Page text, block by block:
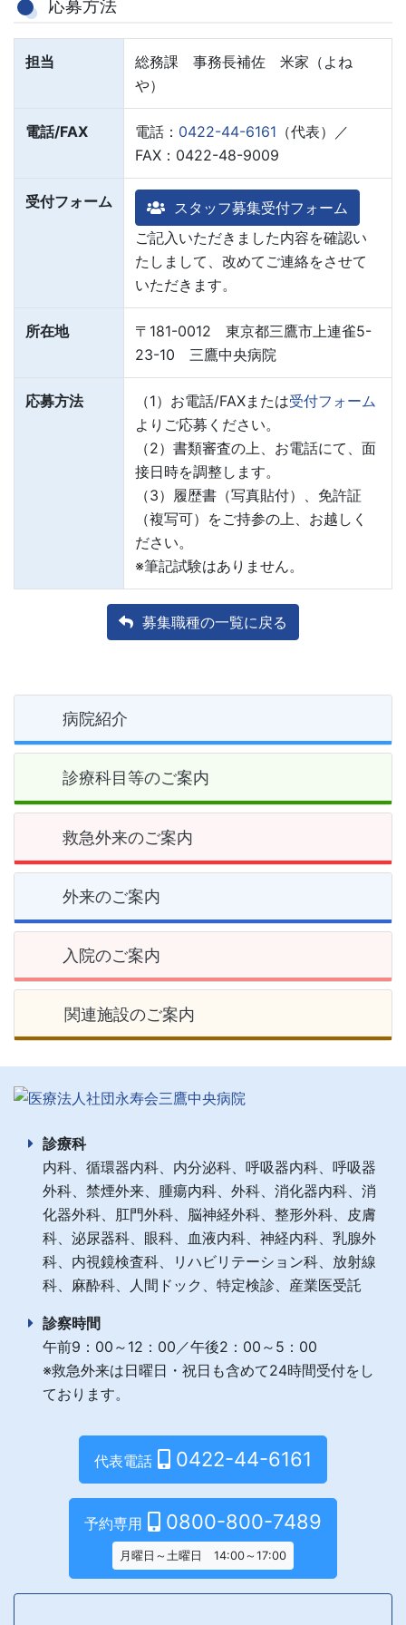
応募方法
担当
総務課 事務長補佐 米家（よね
や）
電話/FAX 電話： 0422-44-6161 （代表）／
FAX：0422-48-9009
受付フォーム
スタッフ募集受付フォーム
ご記入いただきました内容を確認い
たしまして、改めてご連絡をさせて
いただきます。
所在地
〒181-0012 東京都三鷹市上連雀5-
23-10 三鷹中央病院
応募方法 （1）お電話/FAXまたは受付フォーム
よりご応募ください。
（2）書類審査の上、お電話にて、面
接日時を調整します。
（3）履歴書（写真貼付）、免許証
（複写可）をご持参の上、お越しく
ださい。
※筆記試験はありません。
募集職種の一覧に戻る
病院紹介
診療科目等のご案内
救急外来のご案内
外来のご案内
入院のご案内
関連施設のご案内
診療科
内科、循環器内科、内分泌科、呼吸器内科、呼吸器
外科、禁煙外来、腫瘍内科、外科、消化器内科、消
化器外科、肛門外科、脳神経外科、整形外科、皮膚
科、泌尿器科、眼科、血液内科、神経内科、乳腺外
科、内視鏡検査科、リハビリテーション科、放射線
科、麻酔科、人間ドック、特定検診、産業医受託
診察時間
午前9：00～12：00／午後2：00～5：00
※救急外来は日曜日・祝日も含めて24時間受付をし
ております。
代表電話 0422-44-6161
予約専用 0800-800-7489
月曜日～土曜日 14:00～17:00